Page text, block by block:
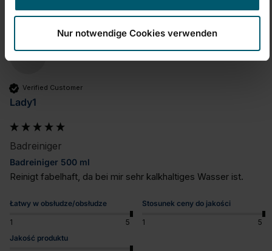
Nur notwendige Cookies verwenden
Verified Customer
Lady1
Badreiniger
Badreiniger 500 ml
Reinigt fabelhaft, da bei mir sehr kalkhaltiges Wasser ist.
Łatwy w obsłudze/obsłudze
1 5
Stosunek ceny do jakości
1
5
Jakość produktu